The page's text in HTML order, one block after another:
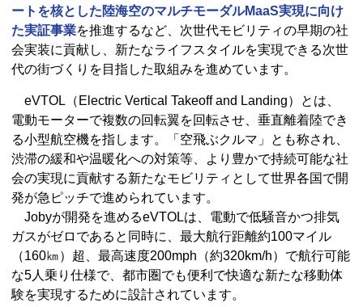
ートを核とした陸海空のマルチモーダルMaaS実現に向け
た実証事業を推進するなど、次世代モビリティの早期の社
会実装に貢献し、新たなライフスタイルを実現できる次世
代の街づくりを目指した取組みを進めています。
eVTOL（Electric Vertical Takeoff and Landing）とは、
電動モーターで複数の回転翼を回転させ、垂直離着陸でき
る小型航空機を指します。「空飛ぶクルマ」とも称され、
渋滞の緩和や温暖化への対策等、より豊かで持続可能な社
会の実現に貢献する新たなモビリティとして世界各国で開
発が急ピッチで進められています。
Jobyが開発を進めるeVTOLは、電動で低騒音かつ排気
ガスがゼロであると同時に、最大航行距離約100マイル
（160㎞）超、最高速度200mph（約320km/h）で航行可能
な5人乗り仕様で、都市圏でも便利で快適な新たな移動体
験を実現するために設計されています。